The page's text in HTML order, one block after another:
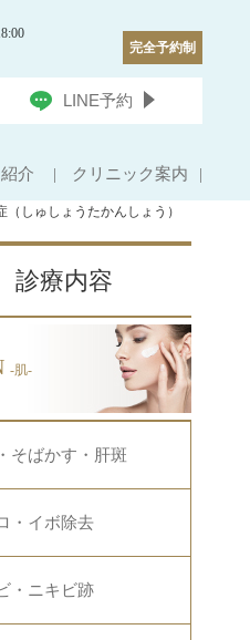
LINE予約
完全予約制
介 クリニック案内
（しゅしょうたかんしょう）
診療内容
-肌-
そばかす・肝斑
・イボ除去
・ニキビ跡